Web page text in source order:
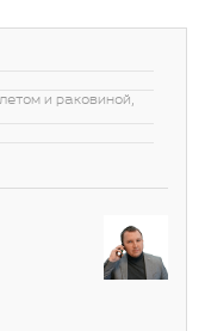
и раковиной,